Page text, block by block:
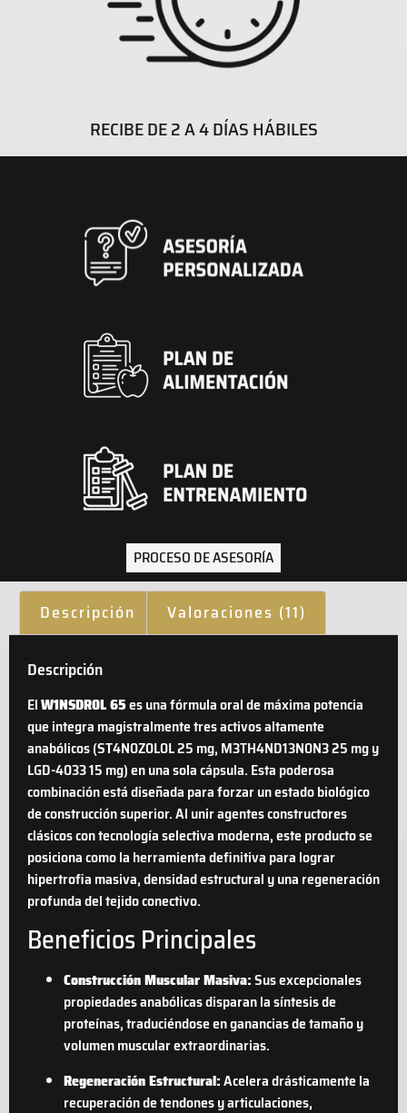
RECIBE DE 2 A 4 DÍAS HÁBILES
PROCESO DE ASESORÍA
Descripción Valoraciones (11)
Descripción
ElW1NSDR0L 65es una fórmula oral de máxima potencia
que integra magistralmente tres activos altamente
anabólicos (ST4N0Z0L0L 25 mg, M3TH4ND13N0N3 25 mg y
LGD-4033 15 mg) en una sola cápsula. Esta poderosa
combinación está diseñada para forzar un estado biológico
de construcción superior. Al unir agentes constructores
clásicos con tecnología selectiva moderna, este producto se
posiciona como la herramienta definitiva para lograr
hipertrofia masiva, densidad estructural y una regeneración
profunda del tejido conectivo.
Beneficios Principales
Construcción Muscular Masiva:Sus excepcionales
propiedades anabólicas disparan la síntesis de
proteínas, traduciéndose en ganancias de tamaño y
volumen muscular extraordinarias.
Regeneración Estructural:Acelera drásticamente la
recuperación de tendones y articulaciones,